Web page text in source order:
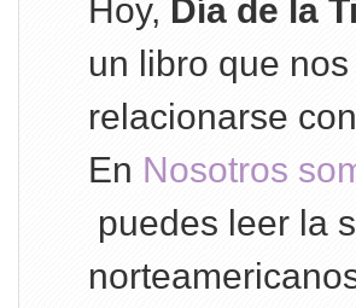
Hoy, Día de la
un libro que
relacionarse
En Nosotros
puedes leer la